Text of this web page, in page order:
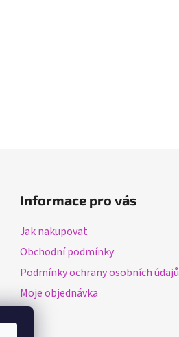
Informace pro vás
Jak nakupovat
Obchodní podmínky
Podmínky ochrany osobních údajů
Moje objednávka